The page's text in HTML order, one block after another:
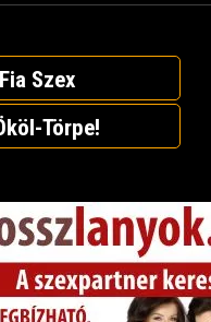
Szex
Törpe!